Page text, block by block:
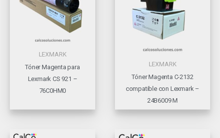
LEXMARK
Tóner Magenta para
Lexmark CS 921 –
76C0HM0
LEXMARK
Tóner Magenta C-2132
compatible con Lexmark –
24B6009 M